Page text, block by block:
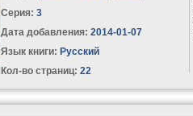
Серия:3
Дата добавления: 2014-01-07
Язык книги: Русский
Кол-во страниц: 22